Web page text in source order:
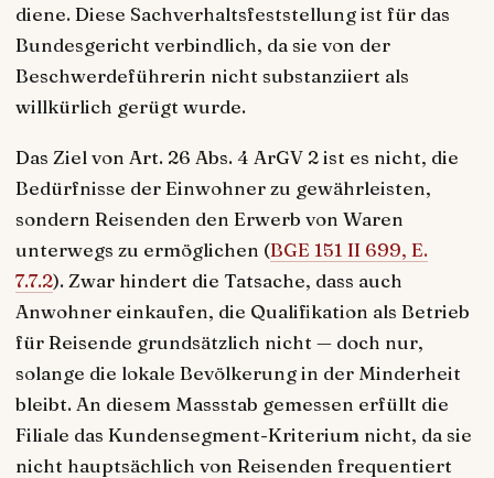
diene. Diese Sachverhaltsfeststellung ist für das
Bundesgericht verbindlich, da sie von der
Beschwerdeführerin nicht substanziiert als
willkürlich gerügt wurde.
Das Ziel von Art. 26 Abs. 4 ArGV 2 ist es nicht, die
Bedürfnisse der Einwohner zu gewährleisten,
sondern Reisenden den Erwerb von Waren
unterwegs zu ermöglichen (BGE 151 II 699, E.
7.7.2). Zwar hindert die Tatsache, dass auch
Anwohner einkaufen, die Qualifikation als Betrieb
für Reisende grundsätzlich nicht — doch nur,
solange die lokale Bevölkerung in der Minderheit
bleibt. An diesem Massstab gemessen erfüllt die
Filiale das Kundensegment-Kriterium nicht, da sie
nicht hauptsächlich von Reisenden frequentiert